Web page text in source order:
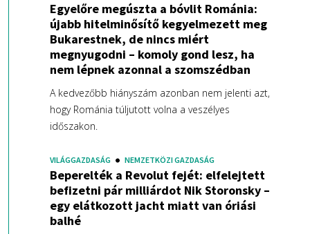
Egyelőre megúszta a bóvlit Románia:
újabb hitelminősítő kegyelmezett meg
Bukarestnek, de nincs miért
megnyugodni – komoly gond lesz, ha
nem lépnek azonnal a szomszédban
A kedvezőbb hiányszám azonban nem jelenti azt,
hogy Románia túljutott volna a veszélyes
időszakon.
VILÁGGAZDASÁG NEMZETKÖZI GAZDASÁG
Beperelték a Revolut fejét: elfelejtett
befizetni pár milliárdot Nik Storonsky –
egy elátkozott jacht miatt van óriási
balhé